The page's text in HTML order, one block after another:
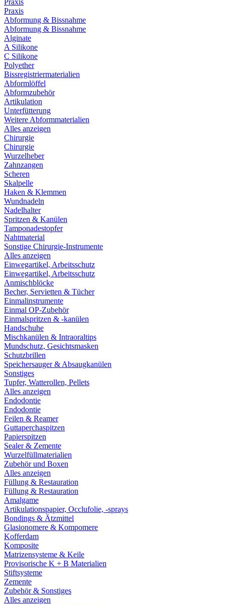
Praxis
Praxis
Abformung & Bissnahme
Abformung & Bissnahme
Alginate
A Silikone
C Silikone
Polyether
Bissregistriermaterialien
Abformlöffel
Abformzubehör
Artikulation
Unterfütterung
Weitere Abformmaterialien
Alles anzeigen
Chirurgie
Chirurgie
Wurzelheber
Zahnzangen
Scheren
Skalpelle
Haken & Klemmen
Wundnadeln
Nadelhalter
Spritzen & Kanülen
Tamponadestopfer
Nahtmaterial
Sonstige Chirurgie-Instrumente
Alles anzeigen
Einwegartikel, Arbeitsschutz
Einwegartikel, Arbeitsschutz
Anmischblöcke
Becher, Servietten & Tücher
Einmalinstrumente
Einmal OP-Zubehör
Einmalspritzen & -kanülen
Handschuhe
Mischkanülen & Intraoraltips
Mundschutz, Gesichtsmasken
Schutzbrillen
Speichersauger & Absaugkanülen
Sonstiges
Tupfer, Watterollen, Pellets
Alles anzeigen
Endodontie
Endodontie
Feilen & Reamer
Guttaperchaspitzen
Papierspitzen
Sealer & Zemente
Wurzelfüllmaterialien
Zubehör und Boxen
Alles anzeigen
Füllung & Restauration
Füllung & Restauration
Amalgame
Artikulationspapier, Occlufolie, -sprays
Bondings & Ätzmittel
Glasionomere & Kompomere
Kofferdam
Komposite
Matrizensysteme & Keile
Provisorische K + B Materialien
Stiftsysteme
Zemente
Zubehör & Sonstiges
Alles anzeigen